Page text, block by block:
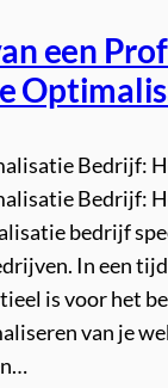
een
Bedrijf:
Bedrijf:
bedrijf
In een
is voor het
van je